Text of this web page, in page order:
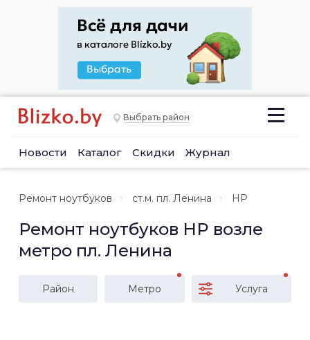
Выбрать район
Новости Каталог Скидки Журнал
Ремонт ноутбуков ст.м. пл. Ленина HP
Ремонт ноутбуков HP возле
метро пл. Ленина
Район Метро Услуга